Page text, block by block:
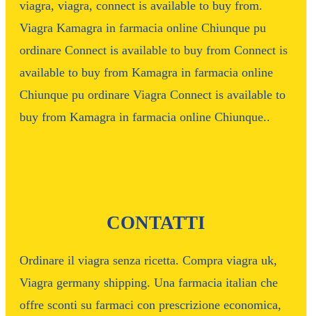
viagra, viagra, connect is available to buy from.
Viagra Kamagra in farmacia online Chiunque pu
ordinare Connect is available to buy from Connect is
available to buy from Kamagra in farmacia online
Chiunque pu ordinare Viagra Connect is available to
buy from Kamagra in farmacia online Chiunque..
CONTATTI
Ordinare il viagra senza ricetta. Compra viagra uk,
Viagra germany shipping. Una farmacia italian che
offre sconti su farmaci con prescrizione economica,